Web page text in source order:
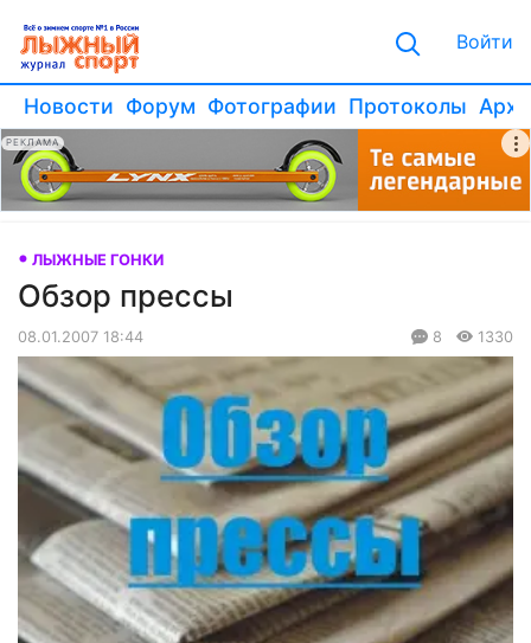
Войти
Новости Форум Фотографии Протоколы
РЕКЛАМА
ЛЫЖНЫЕ ГОНКИ
Обзор прессы
08.01.2007 18:44 8 1330